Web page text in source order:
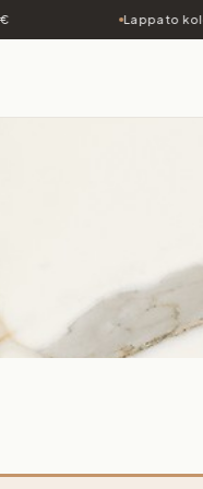
Lappato